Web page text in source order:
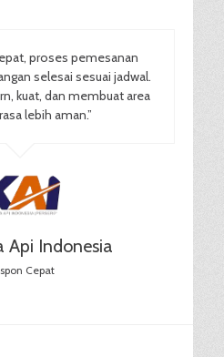
proses pemesanan
selesai sesuai jadwal.
kuat, dan membuat area
lebih aman.”
Api Indonesia
Cepat